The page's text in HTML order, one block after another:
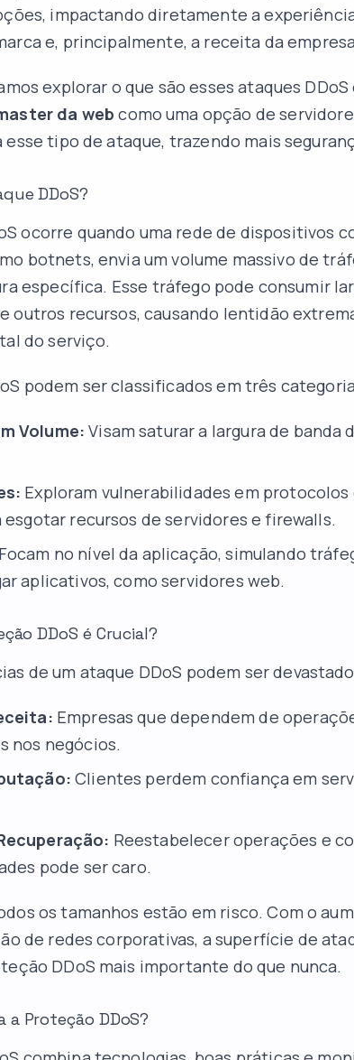
impactando diretamente a
e, principalmente, a receita da
explorar o que são esses ataques
da web como uma opção de
tipo de ataque, trazendo mais
DDoS?
ocorre quando uma rede de dispositivos
botnets, envia um volume massivo de
específica. Esse tráfego pode consumir
outros recursos, causando lentidão
do serviço.
podem ser classificados em três
Volume: Visam saturar a largura de banda
Exploram vulnerabilidades em protocolos
esgotar recursos de servidores e firewalls.
no nível da aplicação, simulando
aplicativos, como servidores web.
DDoS é Crucial?
de um ataque DDoS podem ser
Empresas que dependem de
nos negócios.
Clientes perdem confiança em
Reestabelecer operações e
pode ser caro.
os tamanhos estão em risco. Com o
de redes corporativas, a superfície de
DDoS mais importante do que nunca.
a Proteção DDoS?